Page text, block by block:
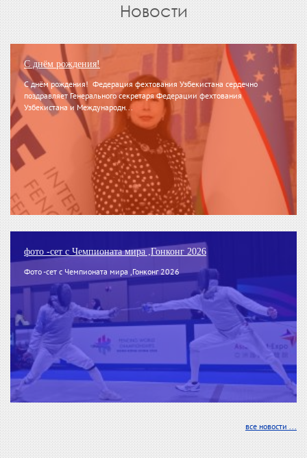
Новости
С днём рождения!
С днём рождения! Федерация фехтования Узбекистана сердечно
поздравляет Генерального секретаря Федерации фехтования
Узбекистана и Международн...
фото -сет с Чемпионата мира ,Гонконг 2026
Фото -сет с Чемпионата мира ,Гонконг 2026
все новости ...